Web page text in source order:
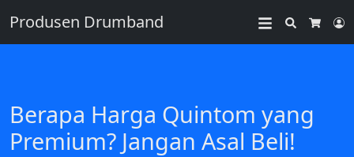
Produsen Drumband
Search
Berapa Harga Quintom yang
Premium? Jangan Asal Beli!